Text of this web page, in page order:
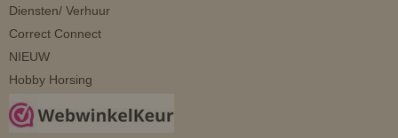
Diensten/ Verhuur
Correct Connect
NIEUW
Hobby Horsing